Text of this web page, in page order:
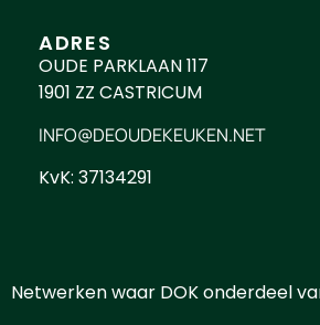
ADRES
OUDE PARKLAAN 117
1901 ZZ CASTRICUM
INFO@DEOUDEKEUKEN.NET
KvK: 37134291
Netwerken waar DOK onderdeel